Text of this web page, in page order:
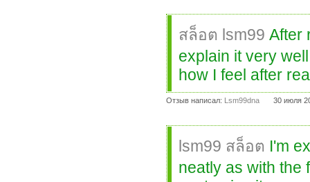
สล็อต lsm99 After
explain it very
how I feel after
Отзыв написал: Lsm99dna 30 июля
lsm99 สล็อต I'm
neatly as with the